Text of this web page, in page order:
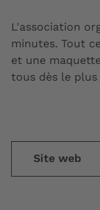
L'association
minutes. Tout
et une
tous dès le plus
Site web